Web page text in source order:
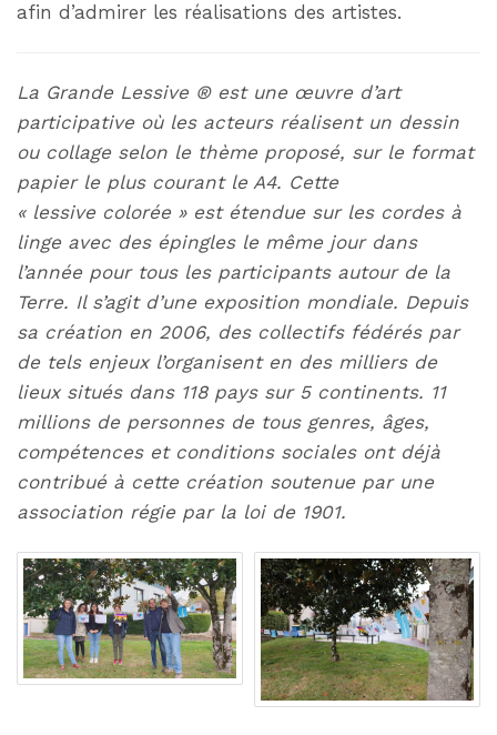
afin d’admirer les réalisations des artistes.
La Grande Lessive ® est une œuvre d’art
participative où les acteurs réalisent un dessin
ou collage selon le thème proposé, sur le format
papier le plus courant le A4. Cette
« lessive colorée » est étendue sur les cordes à
linge avec des épingles le même jour dans
l’année pour tous les participants autour de la
Terre. Il s’agit d’une exposition mondiale. Depuis
sa création en 2006, des collectifs fédérés par
de tels enjeux l’organisent en des milliers de
lieux situés dans 118 pays sur 5 continents. 11
millions de personnes de tous genres, âges,
compétences et conditions sociales ont déjà
contribué à cette création soutenue par une
association régie par la loi de 1901.